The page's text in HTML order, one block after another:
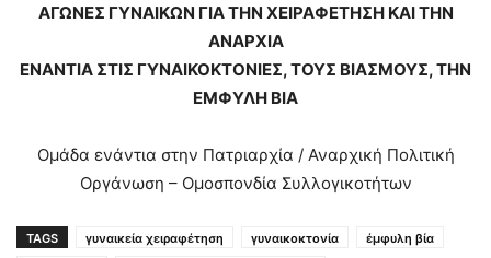
ΑΓΩΝΕΣ ΓΥΝΑΙΚΩΝ ΓΙΑ ΤΗΝ ΧΕΙΡΑΦΕΤΗΣΗ ΚΑΙ ΤΗΝ
ΑΝΑΡΧΙΑ
ΕΝΑΝΤΙΑ ΣΤΙΣ ΓΥΝΑΙΚΟΚΤΟΝΙΕΣ, ΤΟΥΣ ΒΙΑΣΜΟΥΣ, ΤΗΝ
ΕΜΦΥΛΗ ΒΙΑ
Ομάδα ενάντια στην Πατριαρχία / Αναρχική Πολιτική
Οργάνωση – Ομοσπονδία Συλλογικοτήτων
TAGS γυναικεία χειραφέτηση γυναικοκτονία
έμφυλη βία